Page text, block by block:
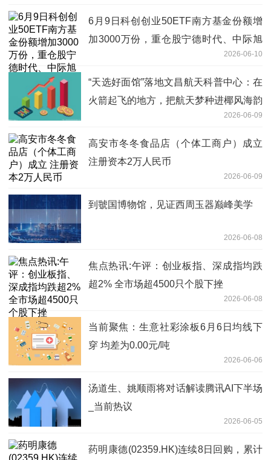
6月9日科创创业50ETF南方基金份额增
加3000万份，重仓股宁德时代、中际旭
2026-06-10
“天选好面馆”落地文昌航天科普中心：在
火箭起飞的地方，把航天梦种进椰风海韵
2026-06-09
高安市冬冬食品店（个体工商户）成立
注册资本2万人民币
2026-06-09
到虢国博物馆，见证西周玉器巅峰美学
2026-06-08
焦点热讯:午评：创业板指、深成指均跌
超2% 全市场超4500只个股下挫
2026-06-08
当前聚焦：生意社彩涂板6月6日均线下
穿 均差为0.00元/吨
2026-06-06
汤道生、姚顺雨将对话解读腾讯AI下半场
_当前热议
2026-06-05
药明康德(02359.HK)连续8日回购，累计